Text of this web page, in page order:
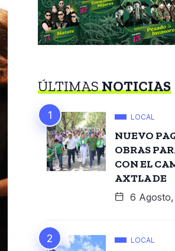
ÚLTIMASNOTICIAS
LOCAL
NUEVO
OBRAS
CON EL
AXTLA DE
6
LOCAL